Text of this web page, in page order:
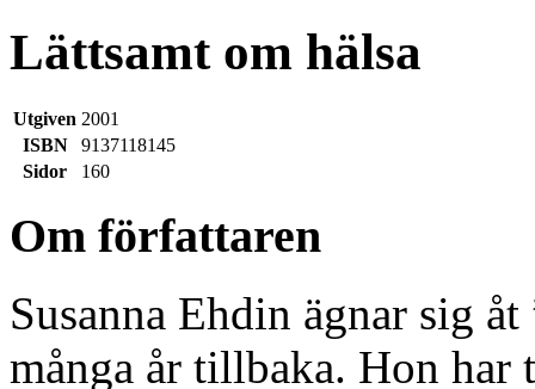
Lättsamt om hälsa
Utgiven 2001
ISBN
9137118145
Sidor
160
Om författaren
Susanna Ehdin ägnar sig
många år tillbaka. Hon